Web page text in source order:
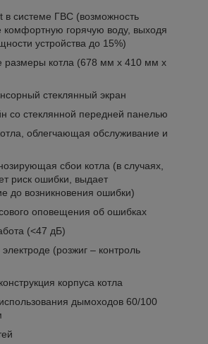
в системе ГВС (возможность
комфортную горячую воду, выходя
устройства до 15%)
размеры котла (678 мм x 410 мм x
стеклянный экран
со стеклянной передней панелью
облегчающая обслуживание и
сбои котла (в случаях,
риск ошибки, выдает
до возникновения ошибки)
оповещения об ошибках
(<47 дБ)
(розжиг – контроль
корпуса котла
дымоходов 60/100